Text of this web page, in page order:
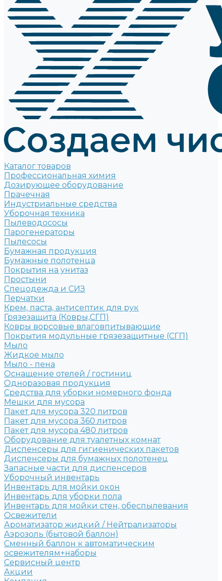
Каталог товаров
Профессиональная химия
Дозирующее оборудование
Прачечная
Индустриальные средства
Уборочная техника
Пылеводососы
Парогенераторы
Пылесосы
Бумажная продукция
Бумажные полотенца
Покрытия на унитаз
Простыни
Спецодежда и СИЗ
Перчатки
Крем, паста, антисептик для рук
Грязезащита (Ковры,СГП)
Ковры ворсовые влаговпитывающие
Покрытия модульные грязезащитные (СГП)
Мыло
Жидкое мыло
Мыло - пена
Оснащение отелей / гостиниц
Одноразовая продукция
Средства для уборки номерного фонда
Мешки для мусора
Пакет для мусора 320 литров
Пакет для мусора 360 литров
Пакет для мусора 480 литров
Оборудование для туалетных комнат
Диспенсеры для гигиенических пакетов
Диспенсеры для бумажных полотенец
Запасные части для диспенсеров
Уборочный инвентарь
Инвентарь для мойки окон
Инвентарь для уборки пола
Инвентарь для мойки стен, обеспылевания
Освежители
Ароматизатор жидкий / Нейтрализаторы
Аэрозоль (бытовой баллон)
Сменный баллон к автоматическим
освежителям+наборы
Сервисный центр
Акции